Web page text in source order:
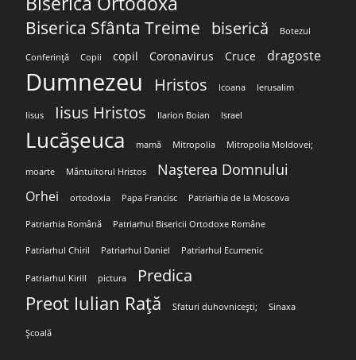
Biserica Sfânta Treime biserică Botezul
Conferință Copii copil Coronavirus Cruce dragoste
Dumnezeu Hristos Icoana Ierusalim
Iisus Iisus Hristos Ilarion Boian Israel
Lucășeuca mamă Mitropolia Mitropolia Moldovei;
moarte Mântuitorul Hristos Nașterea Domnului
Orhei ortodoxia Papa Francisc Patriarhia de la Moscova
Patriarhia Română Patriarhul Bisericii Ortodoxe Române
Patriarhul Chiril Patriarhul Daniel Patriarhul Ecumenic
Patriarhul Kirill pictura Predica
Preot Iulian Rață Sfaturi duhovnicești; Sinaxa
Școală